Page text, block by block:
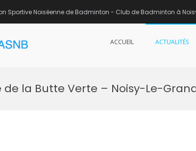
Sportive Noiséenne de Badminton - Club de Badminton à
ACCUEIL ACTUALITÉS
de la Butte Verte – Noisy-Le-